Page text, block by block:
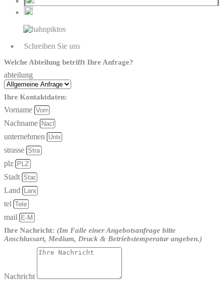
Schreiben Sie uns
Welche Abteilung betrifft Ihre Anfrage?
abteilung
Ihre Kontaktdaten:
Vorname
Nachname
unternehmen
strasse
plz
Stadt
Land
tel
mail
Ihre Nachricht: (Im Falle einer Angebotsanfrage bitte
Anschlussart, Medium, Druck & Betriebstemperatur angeben.)
Nachricht